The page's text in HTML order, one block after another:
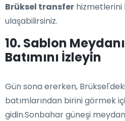
Brüksel transfer
ulaşabilirsiniz.
10. Sablon
Batımını İzleyin
Gün sona ererken,
batımlarından birini görmek
gidin.Sonbahar güneşi